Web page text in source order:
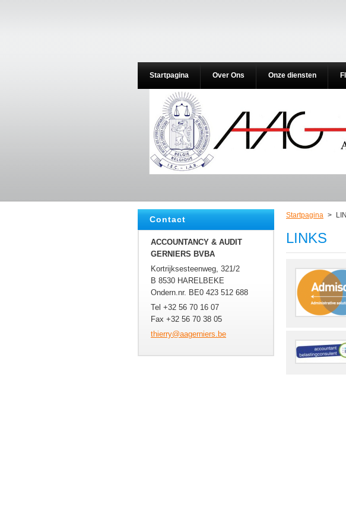
Startpagina >
LINKS
Contact
ACCOUNTANCY & AUDIT
GERNIERS BVBA
Kortrijksesteenweg, 321/2
B 8530 HARELBEKE
Ondern.nr. BE0 423 512 688
Tel +32 56 70 16 07
Fax +32 56 70 38 05
thierry@aagerniers.be
Startpagina Over Ons Onze diensten